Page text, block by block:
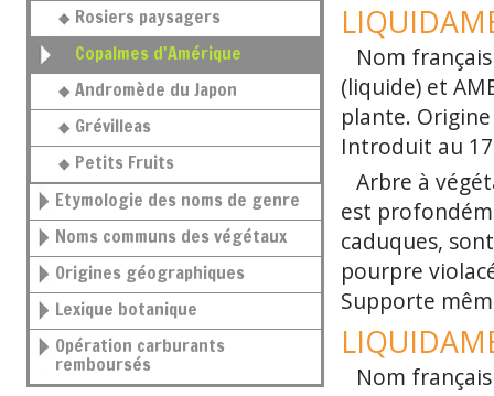
Rosiers paysagers
Copalmes d'Amérique
Andromède du Japon
Grévilleas
Petits Fruits
Etymologie des noms de genre
Noms communs des végétaux
Origines géographiques
Lexique botanique
Opération carburants
remboursés
Nom
(liquide) et
plante.
Introduit au
Arbre à
est
caduques,
pourpre
Supporte
Nom